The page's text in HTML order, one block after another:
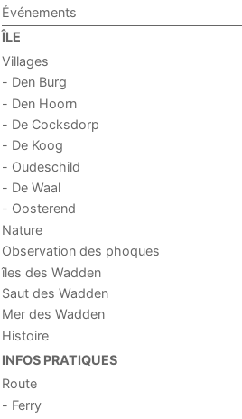
Événements
ÎLE
Villages
- Den Burg
- Den Hoorn
- De Cocksdorp
- De Koog
- Oudeschild
- De Waal
- Oosterend
Nature
Observation des phoques
îles des Wadden
Saut des Wadden
Mer des Wadden
Histoire
INFOS PRATIQUES
Route
- Ferry